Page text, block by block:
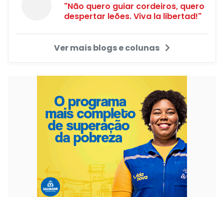
"Não quero guiar cordeiros, quero
despertar leões. Viva la libertad!"
Ver mais blogs e colunas